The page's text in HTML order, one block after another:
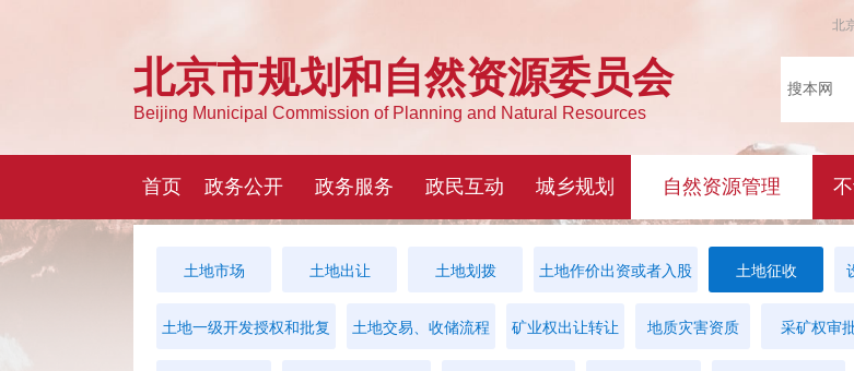
土地市场 土地出让 土地划拨 土地作价出资或者入股 土地征收
土地一级开发授权和批复 土地交易、收储流程 矿业权出让转让 地质灾害资质 采矿权审